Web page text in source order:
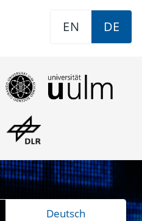
EN DE
Deutsch